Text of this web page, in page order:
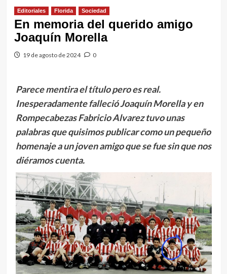
Editoriales Florida Sociedad
En memoria del querido amigo
Joaquín Morella
19 de agosto de 2024 0
Parece mentira el título pero es real.
Inesperadamente falleció Joaquín Morella y en
Rompecabezas Fabricio Alvarez tuvo unas
palabras que quisimos publicar como un pequeño
homenaje a un joven amigo que se fue sin que nos
diéramos cuenta.